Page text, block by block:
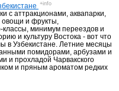
+info
с аттракционами, аквапарки,
и фрукты,
минимум переездов и
и культуру Востока - вот что
в Узбекистане. Летние месяцы
помидорами, арбузами и
и прохладой Чарвакского
и пряным ароматом редких